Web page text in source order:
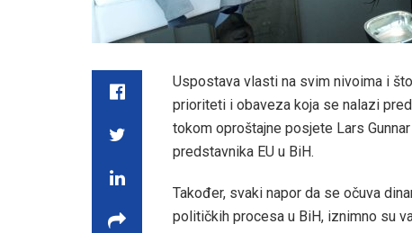
Uspostava vlasti na svim nivoima i
prioriteti i obaveza koja se nalazi
tokom oproštajne posjete Lars
predstavnika EU u BiH.
Također, svaki napor da se očuva
političkih procesa u BiH, iznimno su